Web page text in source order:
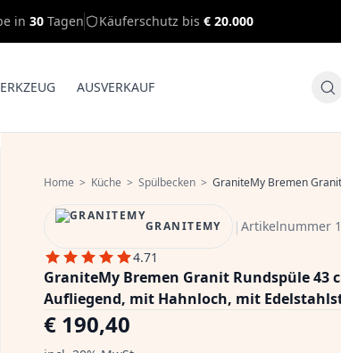
in 30 Tagen Käuferschutz bis € 20.000
AUSVERKAUF
Home > Küche > Spülbecken > GraniteMy Bremen Granit Rundspüle 43 cm
GRANITEMY | Artikelnummer
4.71
GraniteMy Bremen Granit Rundspüle 43
Aufliegend, mit Hahnloch, mit
€ 190,40